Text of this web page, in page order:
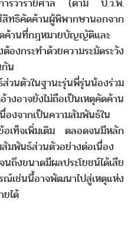
ทธิคัดค้านผู้พิพากษานอกจาก
ดค้านที่กฎหมายบัญญัติและ
งกระทำด้วยความระมัดระวัง
กัน
ในฐานะรุ่นพี่รุ่นน้องร่วม
งอาจยังไม่ถือเป็นเหตุคัดค้าน
องจากเป็นความสัมพันธ์ใน
เท็จเพิ่มเติม ตลอดจนมีหลัก
มพันธ์ส่วนตัวอย่างต่อเนื่อง
นาดมีผลประโยชน์ได้เสีย
เช่นนี้อาจพัฒนาไปสู่เหตุแห่ง
ได้